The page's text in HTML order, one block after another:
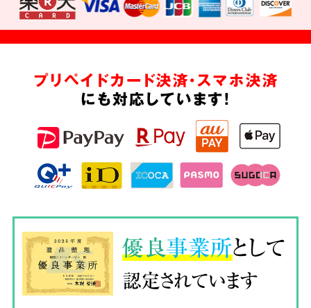
プリペイドカード決済・スマホ決済
にも対応しています!
優良事業所として
認定されています